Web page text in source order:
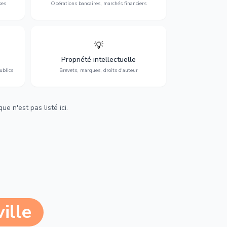
Opérations bancaires, marchés financiers
💡
Propriété intellectuelle
Brevets, marques, droits d'auteur
Protection de vos créations : brevets,
marques, droits d'auteur et lutte contre la
contrefaçon.
n'est pas listé ici.